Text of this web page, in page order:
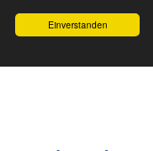
Einverstanden